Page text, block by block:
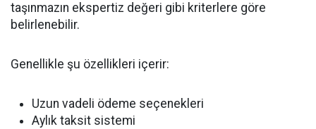
taşınmazın ekspertiz değeri gibi kriterlere göre
belirlenebilir.
Genellikle şu özellikleri içerir:
Uzun vadeli ödeme seçenekleri
Aylık taksit sistemi